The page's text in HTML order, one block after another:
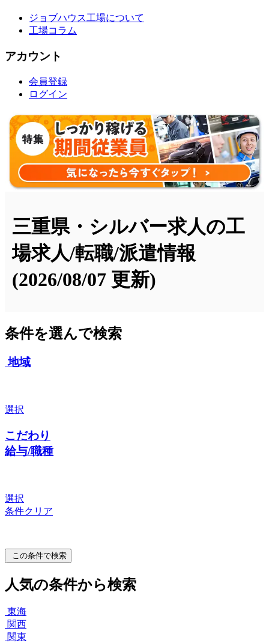
ジョブハウス工場について
工場コラム
アカウント
会員登録
ログイン
三重県・シルバー求人の工
場求人/転職/派遣情報
(2026/08/07 更新)
条件を選んで検索
地域
選択
こだわり
給与/職種
選択
条件クリア
この条件で検索
人気の条件から検索
東海
関西
関東